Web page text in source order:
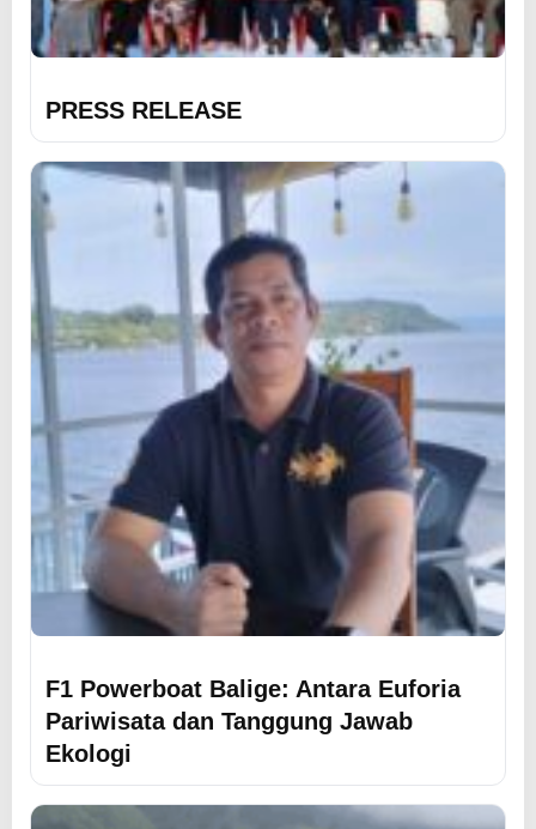
PRESS RELEASE
F1 Powerboat Balige: Antara Euforia
Pariwisata dan Tanggung Jawab
Ekologi